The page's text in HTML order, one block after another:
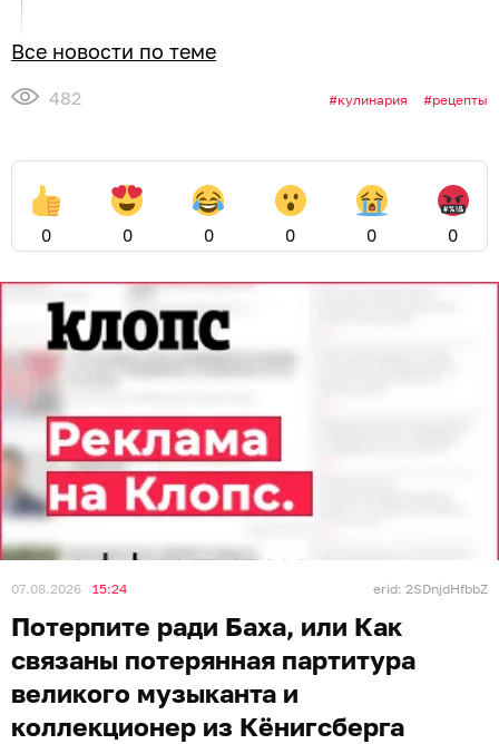
Все новости по теме
482 кулинария рецепты
0 0 0 0 0 0
07.08.2026 15:24 erid: 2SDnjdHfbbZ
Потерпите ради Баха, или Как
связаны потерянная партитура
великого музыканта и
коллекционер из Кёнигсберга